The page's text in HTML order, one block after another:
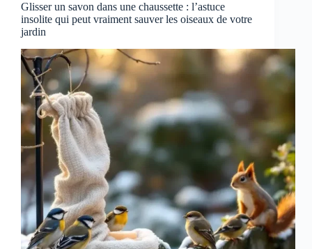
Glisser un savon dans une chaussette : l’astuce
insolite qui peut vraiment sauver les oiseaux de votre
jardin